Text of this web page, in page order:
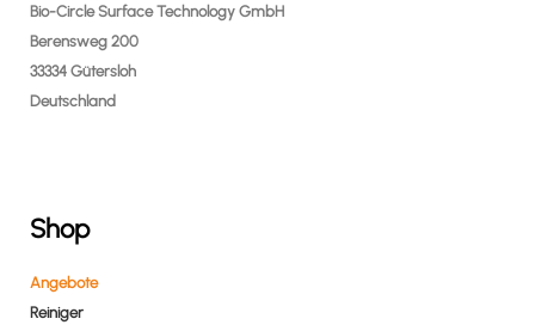
Bio-Circle Surface Technology GmbH
Berensweg 200
33334 Gütersloh
Deutschland
Shop
Angebote
Reiniger